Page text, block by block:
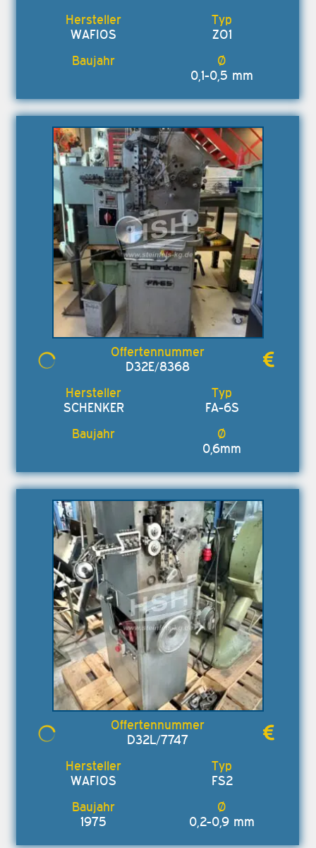
WAFIOS ZO1
0,1-0,5 mm
D32E/8368
SCHENKER FA-6S
0,6mm
D32L/7747
WAFIOS FS2
1975 0,2-0,9 mm